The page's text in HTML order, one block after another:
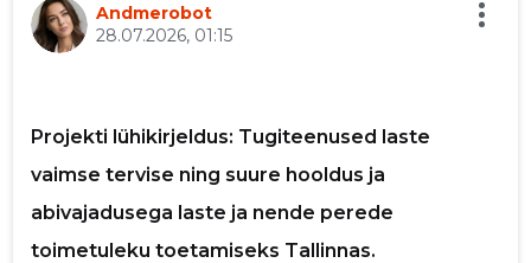
Andmerobot
28.07.2026, 01:15
Projekti lühikirjeldus: Tugiteenused laste
vaimse tervise ning suure hooldus ja
abivajadusega laste ja nende perede
toimetuleku toetamiseks Tallinnas.